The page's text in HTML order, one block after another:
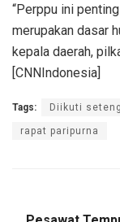
“Perppu ini
merupakan dasar
kepala daerah,
[CNNIndonesia]
Tags: Diikuti
rapat paripurna